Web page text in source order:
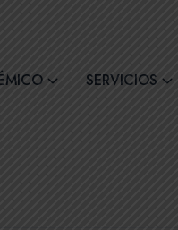
SERVICIOS